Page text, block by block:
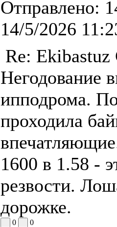
Отправлено:
14/5/2026
Re: Ekibastuz
Негодование
ипподрома.
проходила
1600 в 1.58 -
резвости.
дорожке.
0 0